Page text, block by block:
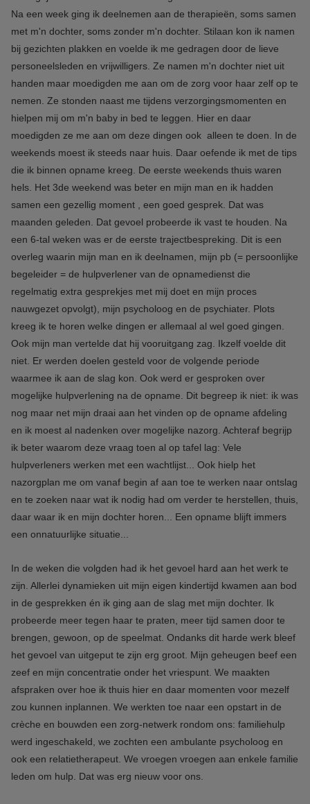
Na een week ging ik deelnemen aan de therapieën, soms samen
met m'n dochter, soms zonder m'n dochter. Stilaan kon ik namen
bij gezichten plakken en voelde ik me gedragen door de lieve
personeelsleden en vrijwilligers. Ze namen m'n dochter niet uit
handen maar moedigden me aan om de zorg voor haar zelf op te
nemen. Ze stonden naast me tijdens verzorgingsmomenten en
hielpen mij om m'n baby in bed te leggen. Hier en daar
moedigden ze me aan om deze dingen ook alleen te doen. In de
weekends moest ik steeds naar huis. Daar oefende ik met de tips
die ik binnen opname kreeg. De eerste weekends thuis waren
hels. Het 3de weekend was beter en mijn man en ik hadden
samen een gezellig moment , een goed gesprek. Dat was
maanden geleden. Dat gevoel probeerde ik vast te houden. Na
een 6-tal weken was er de eerste trajectbespreking. Dit is een
overleg waarin mijn man en ik deelnamen, mijn pb (= persoonlijke
begeleider = de hulpverlener van de opnamedienst die
regelmatig extra gesprekjes met mij doet en mijn proces
nauwgezet opvolgt), mijn psycholoog en de psychiater. Plots
kreeg ik te horen welke dingen er allemaal al wel goed gingen.
Ook mijn man vertelde dat hij vooruitgang zag. Ikzelf voelde dit
niet. Er werden doelen gesteld voor de volgende periode
waarmee ik aan de slag kon. Ook werd er gesproken over
mogelijke hulpverlening na de opname. Dit begreep ik niet: ik was
nog maar net mijn draai aan het vinden op de opname afdeling
en ik moest al nadenken over mogelijke nazorg. Achteraf begrijp
ik beter waarom deze vraag toen al op tafel lag: Vele
hulpverleners werken met een wachtlijst... Ook hielp het
nazorgplan me om vanaf begin af aan toe te werken naar ontslag
en te zoeken naar wat ik nodig had om verder te herstellen, thuis,
daar waar ik en mijn dochter horen... Een opname blijft immers
een onnatuurlijke situatie...
In de weken die volgden had ik het gevoel hard aan het werk te
zijn. Allerlei dynamieken uit mijn eigen kindertijd kwamen aan bod
in de gesprekken én ik ging aan de slag met mijn dochter. Ik
probeerde meer tegen haar te praten, meer tijd samen door te
brengen, gewoon, op de speelmat. Ondanks dit harde werk bleef
het gevoel van uitgeput te zijn erg groot. Mijn geheugen beef een
zeef en mijn concentratie onder het vriespunt. We maakten
afspraken over hoe ik thuis hier en daar momenten voor mezelf
zou kunnen inplannen. We werkten toe naar een opstart in de
crèche en bouwden een zorg-netwerk rondom ons: familiehulp
werd ingeschakeld, we zochten een ambulante psycholoog en
ook een relatietherapeut. We vroegen vroegen aan enkele familie
leden om hulp. Dat was erg nieuw voor ons.